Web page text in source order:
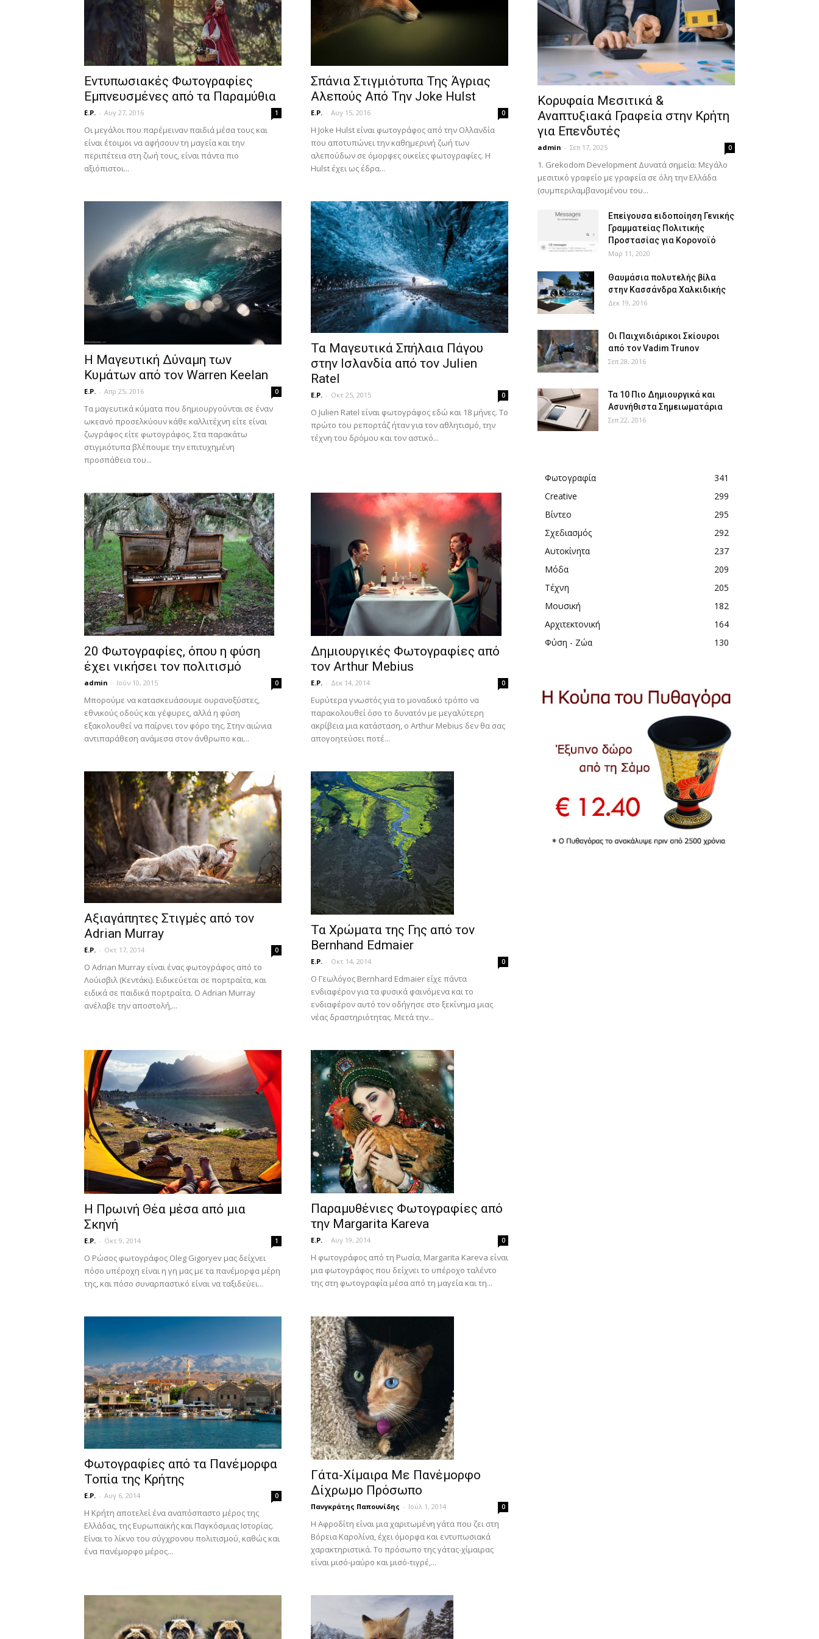
Εντυπωσιακές Φωτογραφίες
Εμπνευσμένες από τα Παραμύθια
E.P. - Αυγ 27, 2016 1
Οι μεγάλοι που παρέμειναν παιδιά μέσα τους και
είναι έτοιμοι να αφήσουν τη μαγεία και την
περιπέτεια στη ζωή τους, είναι πάντα πιο
αξιόπιστοι...
Σπάνια Στιγμιότυπα Της Άγριας
Αλεπούς Από Την Joke Hulst
E.P. - Αυγ 15, 2016 0
Η Joke Hulst είναι φωτογράφος από την Ολλανδία
που αποτυπώνει την καθημερινή ζωή των
αλεπούδων σε όμορφες οικείες φωτογραφίες. Η
Hulst έχει ως έδρα...
Η Μαγευτική Δύναμη των
Κυμάτων από τον Warren Keelan
E.P. - Απρ 25, 2016 0
Τα μαγευτικά κύματα που δημιουργούνται σε έναν
ωκεανό προσελκύουν κάθε καλλιτέχνη είτε είναι
ζωγράφος είτε φωτογράφος. Στα παρακάτω
στιγμιότυπα βλέπουμε την επιτυχημένη
προσπάθεια του...
Τα Μαγευτικά Σπήλαια Πάγου
στην Ισλανδία από τον Julien
Ratel
E.P. - Οκτ 25, 2015 0
Ο Julien Ratel είναι φωτογράφος εδώ και 18 μήνες. Το
πρώτο του ρεπορτάζ ήταν για τον αθλητισμό, την
τέχνη του δρόμου και τον αστικό...
20 Φωτογραφίες, όπου η φύση
έχει νικήσει τον πολιτισμό
admin - Ιούν 10, 2015 0
Μπορούμε να κατασκευάσουμε ουρανοξύστες,
εθνικούς οδούς και γέφυρες, αλλά η φύση
εξακολουθεί να παίρνει τον φόρο της. Στην αιώνια
αντιπαράθεση ανάμεσα στον άνθρωπο και...
Δημιουργικές Φωτογραφίες από
τον Arthur Mebius
E.P. - Δεκ 14, 2014 0
Ευρύτερα γνωστός για το μοναδικό τρόπο να
παρακολουθεί όσο το δυνατόν με μεγαλύτερη
ακρίβεια μια κατάσταση, ο Arthur Mebius δεν θα σας
απογοητεύσει ποτέ...
Αξιαγάπητες Στιγμές από τον
Adrian Murray
E.P. - Οκτ 17, 2014 0
Ο Adrian Murray είναι ένας φωτογράφος από το
Λούισβιλ (Κεντάκι). Ειδικεύεται σε πορτραίτα, και
ειδικά σε παιδικά πορτραίτα. Ο Adrian Murray
ανέλαβε την αποστολή,...
Τα Χρώματα της Γης από τον
Bernhand Edmaier
E.P. - Οκτ 14, 2014 0
Ο Γεωλόγος Bernhard Edmaier είχε πάντα
ενδιαφέρον για τα φυσικά φαινόμενα και το
ενδιαφέρον αυτό τον οδήγησε στο ξεκίνημα μιας
νέας δραστηριότητας. Μετά την...
Η Πρωινή Θέα μέσα από μια
Σκηνή
E.P. - Οκτ 9, 2014 1
Ο Ρώσος φωτογράφος Oleg Gigoryev μας δείχνει
πόσο υπέροχη είναι η γη μας με τα πανέμορφα μέρη
της, και πόσο συναρπαστικό είναι να ταξιδεύει...
Παραμυθένιες Φωτογραφίες από
την Margarita Kareva
E.P. - Αυγ 19, 2014 0
Η φωτογράφος από τη Ρωσία, Margarita Kareva είναι
μια φωτογράφος που δείχνει το υπέροχο ταλέντο
της στη φωτογραφία μέσα από τη μαγεία και τη...
Φωτογραφίες από τα Πανέμορφα
Τοπία της Κρήτης
E.P. - Αυγ 6, 2014 0
Η Κρήτη αποτελεί ένα αναπόσπαστο μέρος της
Ελλάδας, της Ευρωπαϊκής και Παγκόσμιας Ιστορίας.
Είναι το λίκνο του σύγχρονου πολιτισμού, καθώς και
ένα πανέμορφο μέρος...
Γάτα-Χίμαιρα Με Πανέμορφο
Δίχρωμο Πρόσωπο
Πανγκράτης Παπουνίδης - Ιούλ 1, 2014 0
Η Αφροδίτη είναι μια χαριτωμένη γάτα που ζει στη
Βόρεια Καρολίνα, έχει όμορφα και εντυπωσιακά
χαρακτηριστικά. Το πρόσωπο της γάτας-χίμαιρας
είναι μισό-μαύρο και μισό-τιγρέ,...
Κορυφαία Μεσιτικά &
Αναπτυξιακά Γραφεία στην Κρήτη
για Επενδυτές
admin - Σεπ 17, 2025 0
1. Grekodom Development Δυνατά σημεία: Μεγάλο
μεσιτικό γραφείο με γραφεία σε όλη την Ελλάδα
(συμπεριλαμβανομένου του...
Επείγουσα ειδοποίηση Γενικής
Γραμματείας Πολιτικής
Προστασίας για Κορονοϊό
Μαρ 11, 2020
Θαυμάσια πολυτελής βίλα
στην Κασσάνδρα Χαλκιδικής
Δεκ 19, 2016
Οι Παιχνιδιάρικοι Σκίουροι
από τον Vadim Trunov
Σεπ 28, 2016
Τα 10 Πιο Δημιουργικά και
Ασυνήθιστα Σημειωματάρια
Σεπ 22, 2016
Φωτογραφία
341
Creative
299
Βίντεο
295
Σχεδιασμός
292
Αυτοκίνητα
237
Μόδα
209
Τέχνη
205
Μουσική
182
Αρχιτεκτονική
164
Φύση - Ζώα
130